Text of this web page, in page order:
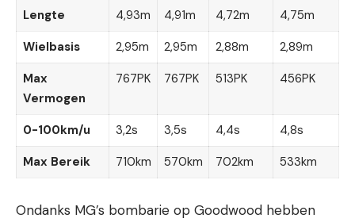
Lengte 4,93m 4,91m 4,72m
4,75m
Wielbasis
2,95m 2,95m 2,88m
2,89m
Max
Vermogen
767PK 767PK 513PK 456PK
0-100km/u 3,2s 3,5s 4,4s
4,8s
Max Bereik
710km 570km 702km 533km
Ondanks MG’s bombarie op Goodwood hebben